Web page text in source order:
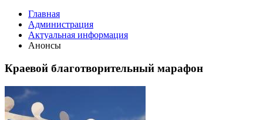
Главная
Администрация
Актуальная информация
Анонсы
Краевой благотворительный марафон